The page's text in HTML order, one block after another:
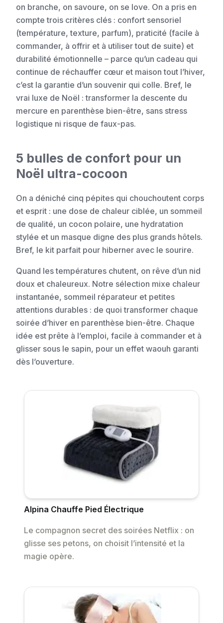
on branche, on savoure, on se love. On a pris en
compte trois critères clés : confort sensoriel
(température, texture, parfum), praticité (facile à
commander, à offrir et à utiliser tout de suite) et
durabilité émotionnelle – parce qu’un cadeau qui
continue de réchauffer cœur et maison tout l’hiver,
c’est la garantie d’un souvenir qui colle. Bref, le
vrai luxe de Noël : transformer la descente du
mercure en parenthèse bien-être, sans stress
logistique ni risque de faux-pas.
5 bulles de confort pour un
Noël ultra-cocoon
On a déniché cinq pépites qui chouchoutent corps
et esprit : une dose de chaleur ciblée, un sommeil
de qualité, un cocon polaire, une hydratation
stylée et un masque digne des plus grands hôtels.
Bref, le kit parfait pour hiberner avec le sourire.
Quand les températures chutent, on rêve d’un nid
doux et chaleureux. Notre sélection mixe chaleur
instantanée, sommeil réparateur et petites
attentions durables : de quoi transformer chaque
soirée d’hiver en parenthèse bien-être. Chaque
idée est prête à l’emploi, facile à commander et à
glisser sous le sapin, pour un effet waouh garanti
dès l’ouverture.
Alpina Chauffe Pied Électrique
Le compagnon secret des soirées Netflix : on
glisse ses petons, on choisit l’intensité et la
magie opère.